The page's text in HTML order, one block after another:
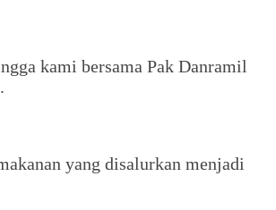
kami bersama Pak Danramil
yang disalurkan menjadi